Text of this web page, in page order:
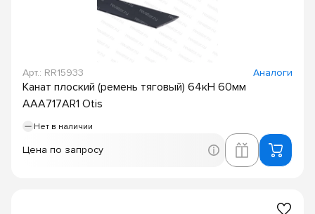
Арт.: RR15933 Аналоги
Канат плоский (ремень тяговый) 64кН 60мм
AAA717AR1 Otis
Нет в наличии
Цена по запросу